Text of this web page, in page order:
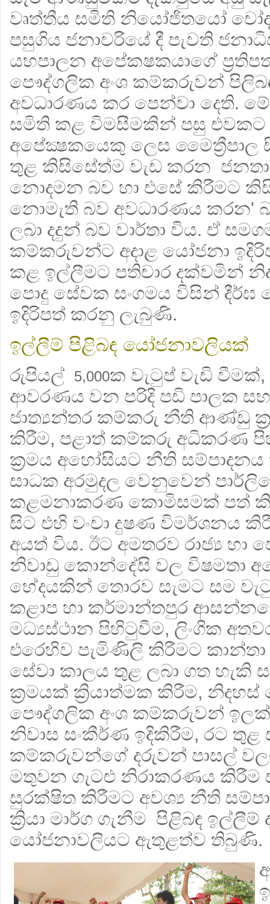
වෘත්තීය සමිති නියෝජිතයෝ
පසුගිය ජනාවරියේ දී පැවති
යහපාලන අපේකෂකයාගේ
පෞද්ගලික අංශ කම්කරුවන්
අවධාරණය කර පෙන්වා දෙති.
සමිති කළ විමසීමකින් පසු එවකට
අපේක්‍ෂකයෙකු ලෙස මෛත්‍රීපාල
තුළ කිසිසේත්ම වැඩ කරන
නොදමන බව හා එසේ කිරීමට
නොමැති බව අවධාරණය කරන'
ලබා දදුන් බව වාර්තා විය. ඒ
කම්කරුවන්ට අදාළ යෝජනා
කළ ඉල්ලීමට පතිචාර දක්වමින්
පොදු සේවක සංගමය විසින්
ඉදිරිපත් කරනු ලැබුණි.
ඉල්ලීම් පිළිබඳ යෝජනාවලියක්
රුපියල් 5,000ක වැටුප් වැඩි වීමක්,
ආවරණය වන පරිදි පඩි පාලක
ජාත්‍යන්තර කම්කරු නීති ආණ්ඩු
කිරීම, පළාත් කම්කරු අධිකරණ
ක්‍රමය අහෝසියට නීති
සාධක අරමුදල වෙනුවෙන්
කළමනාකරණ කොමිසමක් පත්
සිට එහි වංචා දුෂණ විමර්ශනය
අයත් විය. ඊට අමතරව රාජ්‍ය හා
නිවාඩු කොන්දේසි වල විෂමතා
භේදයකින් තොරව සැමට සම
කළාප හා කර්මාන්තපුර
මධ්‍යස්‌ථාන පිහිටුවීම, ලිංගික
එරෙහිව පැමිණිලි කිරීමට
සේවා කාලය තුළ ලබා ගත හැකි
ක්‍රමයක් ක්‍රියාත්මක කිරීම, නිදහස්
පෞද්ගලික අංශ කම්කරුවන්
නිවාස සංකීර්ණ ඉදිකිරීම, රට තුළ
කම්කරුවන්ගේ දරුවන් පාසල්
මතුවන ගැටළු නිරාකරණය කිරීම
සුරක්ෂිත කිරීමට අවශ්‍ය නීති
ක්‍රියා මාර්ග ගැනීම පිළිබඳ ඉල්ලීම්
යෝජනාවලියට ඇතුළත්ව තිබුණි.